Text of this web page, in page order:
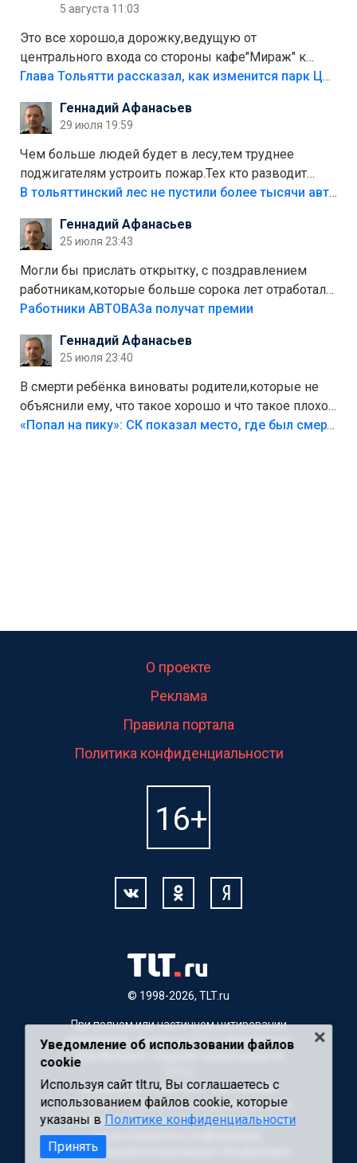
5 августа 11:03
Это все хорошо,а дорожку,ведущую от
центрального входа со стороны кафе"Мираж" к
аттракционам слабо доделать?А то бордюры
лежала в парке и испортилась.Да еще,видимо,часть
украли.
Глава Тольятти рассказал, как изменится парк Центрального района
Геннадий Афанасьев
29 июля 19:59
Чем больше людей будет в лесу,тем труднее
поджигателям устроить пожар.Тех кто разводит
костры,тех надо безбожно штрафовать.Камер полно
Штрафы мизерные.
В тольяттинский лес не пустили более тысячи автомобилей
Геннадий Афанасьев
25 июля 23:43
Могли бы прислать открытку, с поздравлением
работникам,которые больше сорока лет отработали
на предприятии.
Работники АВТОВАЗа получат премии
Геннадий Афанасьев
25 июля 23:40
В смерти ребёнка виноваты родители,которые не
объяснили ему, что такое хорошо и что такое плохо!
Лезть через такой забор,верх безумия,есть же
«Попал на пику»: СК показал место, где был смертельно травмирован ребенок в Тольятти
© 1998-2026, TLT.ru
О проекте
Реклама
Правила портала
Политика конфиденциальности
При полном или частичном цитировании
материалов, ссылка на TLT.ru обязательна.
Для Интернет-изданий гиперссылка на
Материалы с пометкой "Партнерский
материал" публикуются на правах рекламы.
Редакция сайта не несет ответственности
за достоверность информации,
содержащейся в рекламных объявлениях
Уведомление об использовании файлов
cookie
Используя сайт tlt.ru, Вы соглашаетесь с
использованием файлов cookie, которые
указаны в Политике конфиденциальности
Принять